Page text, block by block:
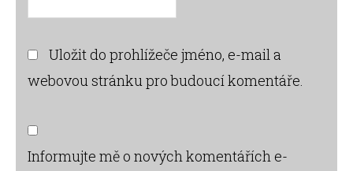
Uložit do prohlížeče jméno, e-mail a
webovou stránku pro budoucí komentáře.
Informujte mě o nových komentářích e-